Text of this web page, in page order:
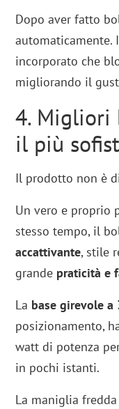
Dopo aver fatto
automaticamente.
incorporato che
migliorando il
4.
il più
Il prodotto non è
Un vero e proprio
stesso tempo, il
accattivante, stile
grande praticità e
La base girevole a
posizionamento,
watt di potenza
in pochi istanti.
La maniglia